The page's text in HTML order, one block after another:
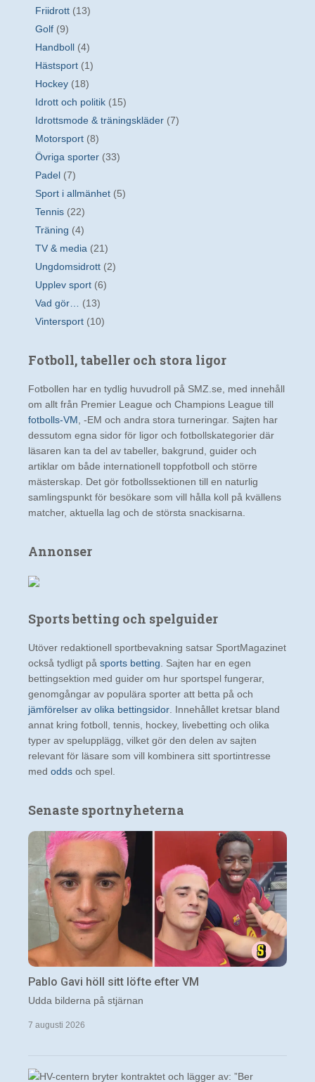
Friidrott (13)
Golf (9)
Handboll (4)
Hästsport (1)
Hockey (18)
Idrott och politik (15)
Idrottsmode & träningskläder (7)
Motorsport (8)
Övriga sporter (33)
Padel (7)
Sport i allmänhet (5)
Tennis (22)
Träning (4)
TV & media (21)
Ungdomsidrott (2)
Upplev sport (6)
Vad gör… (13)
Vintersport (10)
Fotboll, tabeller och stora ligor
Fotbollen har en tydlig huvudroll på SMZ.se, med innehåll
om allt från Premier League och Champions League till
fotbolls-VM, -EM och andra stora turneringar. Sajten har
dessutom egna sidor för ligor och fotbollskategorier där
läsaren kan ta del av tabeller, bakgrund, guider och
artiklar om både internationell toppfotboll och större
mästerskap. Det gör fotbollssektionen till en naturlig
samlingspunkt för besökare som vill hålla koll på kvällens
matcher, aktuella lag och de största snackisarna.
Annonser
Sports betting och spelguider
Utöver redaktionell sportbevakning satsar SportMagazinet
också tydligt på sports betting. Sajten har en egen
bettingsektion med guider om hur sportspel fungerar,
genomgångar av populära sporter att betta på och
jämförelser av olika bettingsidor. Innehållet kretsar bland
annat kring fotboll, tennis, hockey, livebetting och olika
typer av spelupplägg, vilket gör den delen av sajten
relevant för läsare som vill kombinera sitt sportintresse
med odds och spel.
Senaste sportnyheterna
Pablo Gavi höll sitt löfte efter VM
Udda bilderna på stjärnan
7 augusti 2026